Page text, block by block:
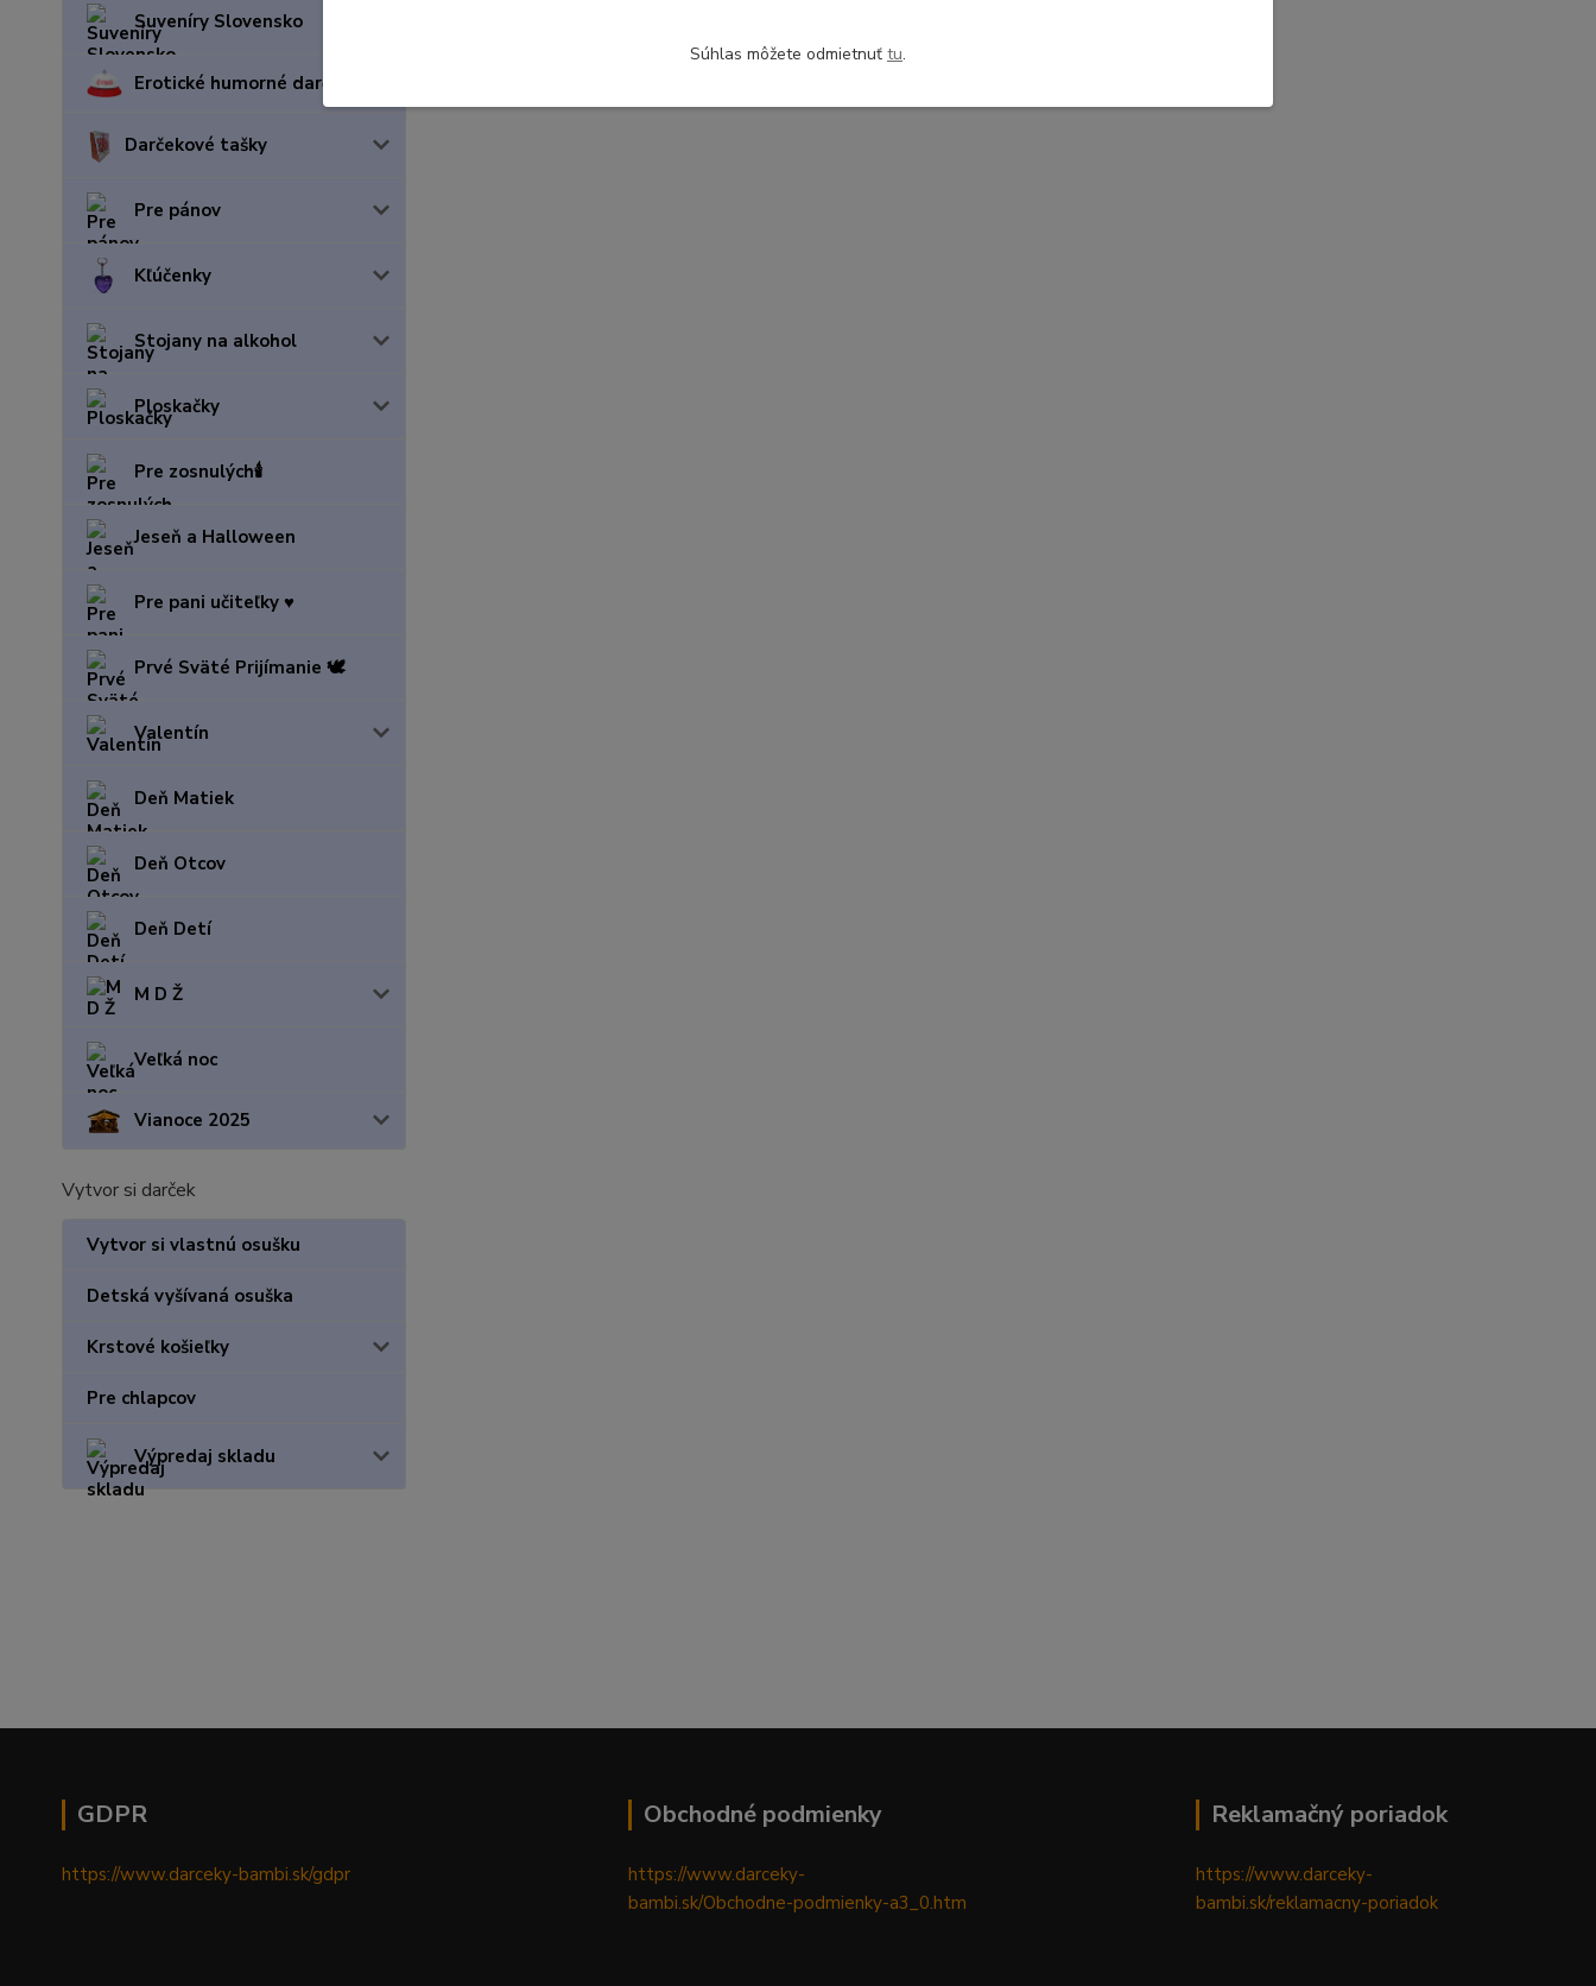
Suveníry Slovensko
Erotické humorné darčeky
Darčekové tašky
Pre pánov
Kľúčenky
Stojany na alkohol
Ploskačky
Pre zosnulých🕯️
Jeseň a Halloween
Pre pani učiteľky ♥️
Prvé Sväté Prijímanie 🕊️
Valentín
Deň Matiek
Deň Otcov
Deň Detí
M D Ž
Veľká noc
Vianoce 2025
Vytvor si darček
Vytvor si vlastnú osušku
Detská vyšívaná osuška
Krstové košieľky
Pre chlapcov
Výpredaj skladu
GDPR
https://www.darceky-bambi.sk/gdpr
Obchodné podmienky
https://www.darceky-
bambi.sk/Obchodne-podmienky-a3_0.htm
Reklamačný poriadok
https://www.darceky-
bambi.sk/reklamacny-poriadok
Súhlas môžete odmietnuť tu.